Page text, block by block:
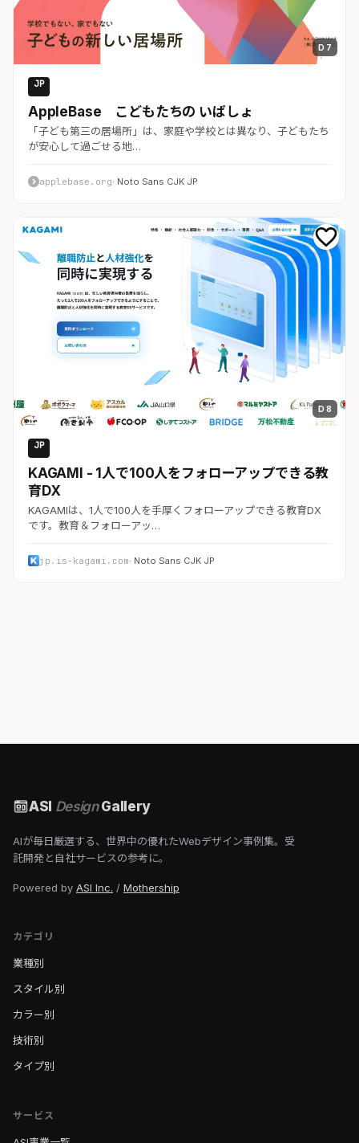
D 7
JP
AppleBase こどもたちの いばしょ
「子ども第三の居場所」は、家庭や学校とは異なり、子どもたち
が安心して過ごせる地…
applebase.org· Noto Sans CJK JP
D 8
JP
KAGAMI - 1人で100人をフォローアップできる教
育DX
KAGAMIは、1人で100人を手厚くフォローアップできる教育DX
です。教育＆フォローアッ…
jp.is-kagami.com· Noto Sans CJK JP
ASI DesignGallery
AIが毎日厳選する、世界中の優れたWebデザイン事例集。受
託開発と自社サービスの参考に。
Powered by ASI Inc. / Mothership
カテゴリ
業種別
スタイル別
カラー別
技術別
タイプ別
サービス